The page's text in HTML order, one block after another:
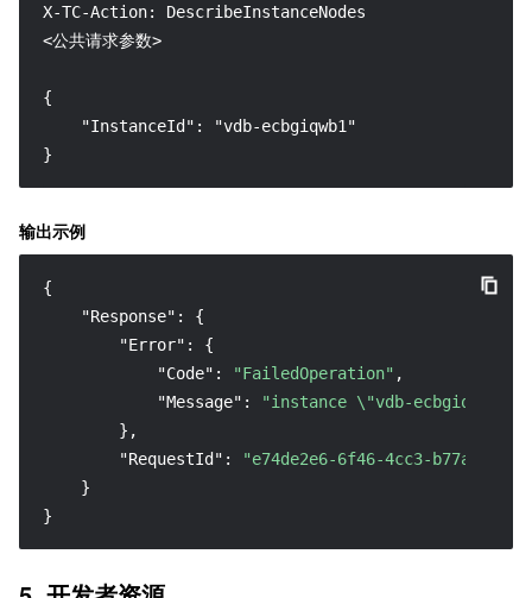
X-TC-Action: DescribeInstanceNodes
<公共请求参数>
{
    "InstanceId": "vdb-ecbgiqwb1"
}
输出示例
{
"Response" :
{
"Error" :
{
"Code" : "FailedOperation" ,
"Message" :
"instance \"vdb-ecbgiqwb1\"
} ,
"RequestId" :
"e74de2e6-6f46-4cc3-b77a-
}
}